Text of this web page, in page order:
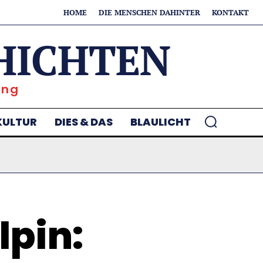
HOME DIE MENSCHEN DAHINTER KONTAKT
DIES & DAS BLAULICHT